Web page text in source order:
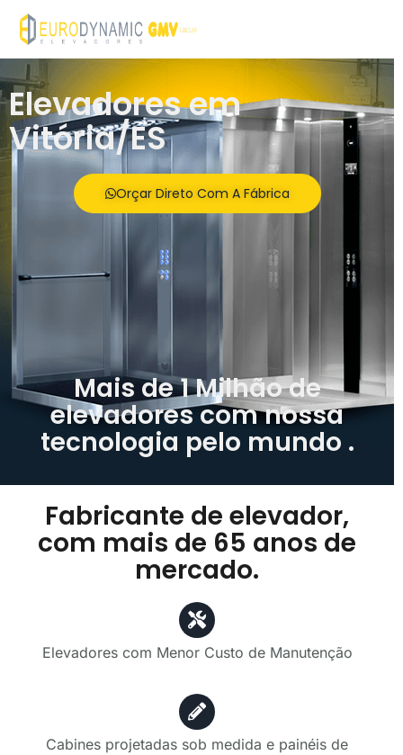
Elevadores em
Vitória/ES
Orçar Direto Com A Fábrica
Mais de 1 Milhão de
elevadores com nossa
tecnologia pelo mundo .
Fabricante de elevador,
com mais de 65 anos de
mercado.
Elevadores com Menor Custo de Manutenção
Cabines projetadas sob medida e painéis de